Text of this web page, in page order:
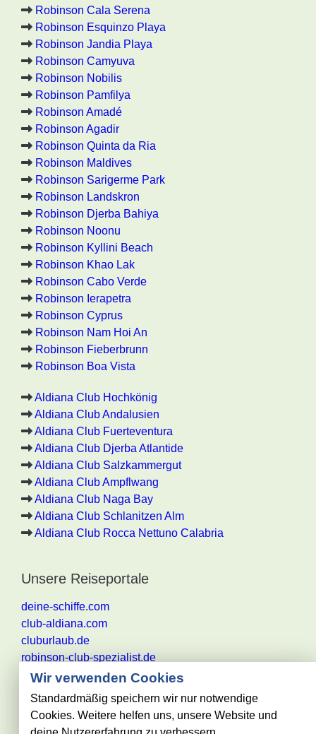
Robinson Cala Serena
Robinson Esquinzo Playa
Robinson Jandia Playa
Robinson Camyuva
Robinson Nobilis
Robinson Pamfilya
Robinson Amadé
Robinson Agadir
Robinson Quinta da Ria
Robinson Maldives
Robinson Sarigerme Park
Robinson Landskron
Robinson Djerba Bahiya
Robinson Noonu
Robinson Kyllini Beach
Robinson Khao Lak
Robinson Cabo Verde
Robinson Ierapetra
Robinson Cyprus
Robinson Nam Hoi An
Robinson Fieberbrunn
Robinson Boa Vista
Aldiana Club Hochkönig
Aldiana Club Andalusien
Aldiana Club Fuerteventura
Aldiana Club Djerba Atlantide
Aldiana Club Salzkammergut
Aldiana Club Ampflwang
Aldiana Club Naga Bay
Aldiana Club Schlanitzen Alm
Aldiana Club Rocca Nettuno Calabria
Unsere Reiseportale
deine-schiffe.com
club-aldiana.com
cluburlaub.de
robinson-club-spezialist.de
Alle Angaben ohne Gewähr. Es gelten die aktuellen
Wir verwenden Cookies
Standardmäßig speichern wir nur notwendige
Cookies. Weitere helfen uns, unsere Website und